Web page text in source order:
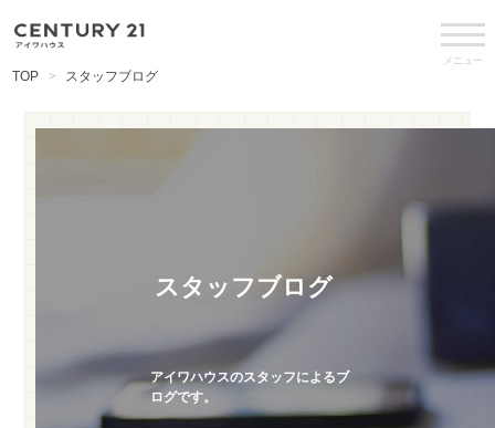
メニュー
TOP スタッフブログ
スタッフブログ
アイワハウスのスタッフによるブ
ログです。